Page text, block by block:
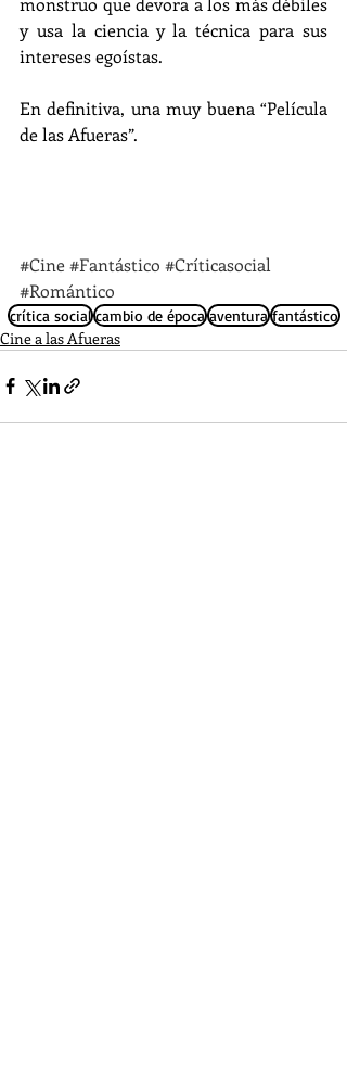
y usa la ciencia y la técnica para sus
intereses egoístas.
En definitiva, una muy buena “Película
de las Afueras”.
#Cine#Fantástico #Críticasocial
#Romántico
crítica social cambio de época aventura fantástico
Cine a las Afueras